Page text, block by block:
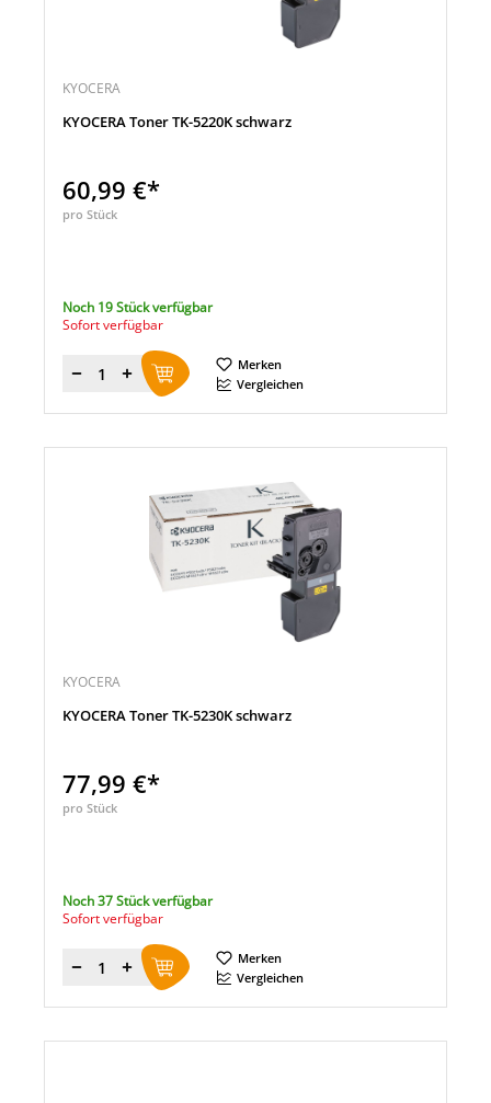
KYOCERA
KYOCERA Toner TK-5220K schwarz
60,99 €*
pro Stück
Noch 19 Stück verfügbar
Sofort verfügbar
Menge
Merken
Vergleichen
KYOCERA
KYOCERA Toner TK-5230K schwarz
77,99 €*
pro Stück
Noch 37 Stück verfügbar
Sofort verfügbar
Menge
Merken
Vergleichen